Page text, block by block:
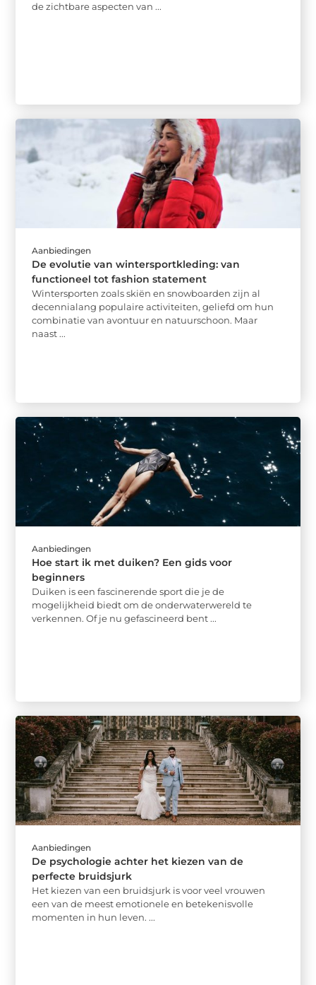
de zichtbare aspecten van ...
Aanbiedingen
De evolutie van wintersportkleding: van
functioneel tot fashion statement
Wintersporten zoals skiën en snowboarden zijn al
decennialang populaire activiteiten, geliefd om hun
combinatie van avontuur en natuurschoon. Maar
naast ...
Aanbiedingen
Hoe start ik met duiken? Een gids voor
beginners
Duiken is een fascinerende sport die je de
mogelijkheid biedt om de onderwaterwereld te
verkennen. Of je nu gefascineerd bent ...
Aanbiedingen
De psychologie achter het kiezen van de
perfecte bruidsjurk
Het kiezen van een bruidsjurk is voor veel vrouwen
een van de meest emotionele en betekenisvolle
momenten in hun leven. ...